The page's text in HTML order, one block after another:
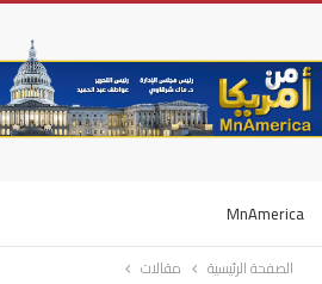
MnAmerica
الصفحة الرئيسية مقالات